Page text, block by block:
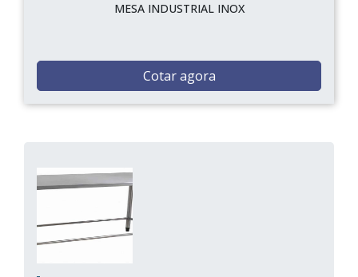
MESA INDUSTRIAL INOX
Cotar agora